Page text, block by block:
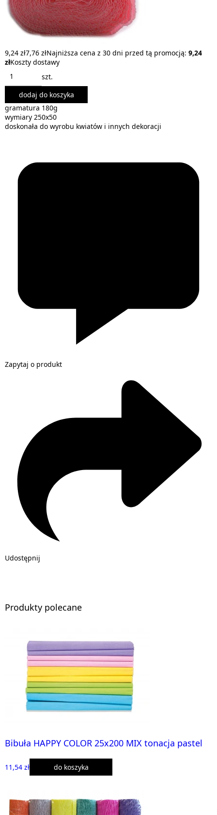
9,24 zł7,76 złNajniższa cena z 30 dni przed tą promocją: 9,24
złKoszty dostawy
szt.
dodaj do koszyka
gramatura 180g
wymiary 250x50
doskonała do wyrobu kwiatów i innych dekoracji
Zapytaj o produkt
Udostępnij
Produkty polecane
Bibuła HAPPY COLOR 25x200 MIX tonacja pastel
11,54 zł do koszyka